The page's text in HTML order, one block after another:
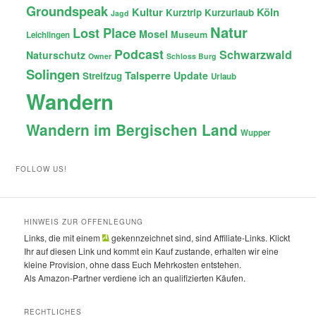
Groundspeak Jagd Kultur Kurztrip Kurzurlaub Köln
Leichlingen Lost Place Mosel Museum Natur
Naturschutz Owner Podcast Schloss Burg Schwarzwald
Solingen Streifzug Talsperre Update Urlaub
Wandern
Wandern im Bergischen Land Wupper
FOLLOW US!
HINWEIS ZUR OFFENLEGUNG
Links, die mit einem
gekennzeichnet sind, sind Affiliate-Links. Klickt
Ihr auf diesen Link und kommt ein Kauf zustande, erhalten wir eine
kleine Provision, ohne dass Euch Mehrkosten entstehen.
Als Amazon-Partner verdiene ich an qualifizierten Käufen.
RECHTLICHES